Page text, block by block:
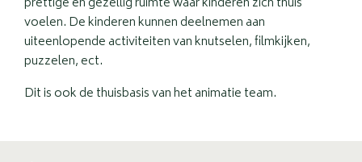
voelen. De kinderen kunnen deelnemen aan
uiteenlopende activiteiten van knutselen, filmkijken,
puzzelen, ect.
Dit is ook de thuisbasis van het animatie team.